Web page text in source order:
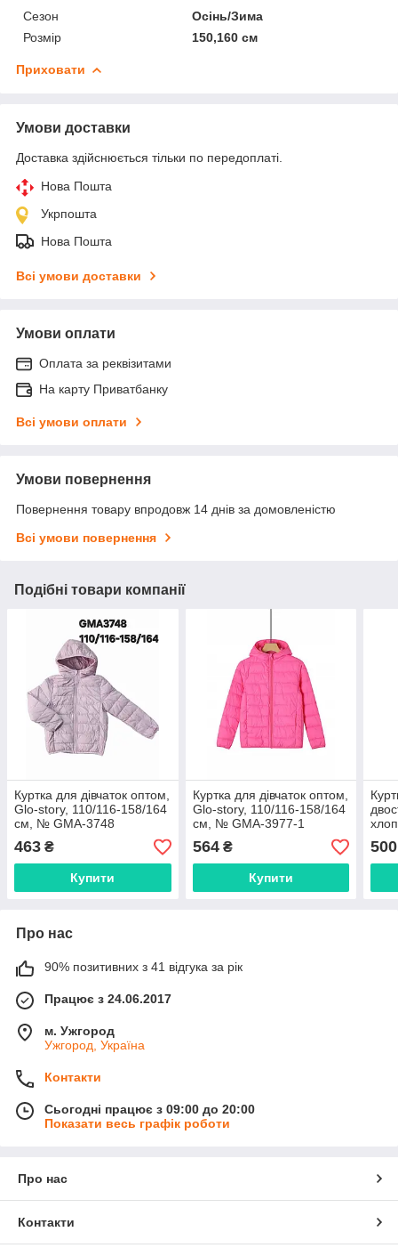
Сезон
Осінь/Зима
Розмір
150,160 см
Приховати
Умови доставки
Доставка здійснюється тільки по передоплаті.
Нова Пошта
Укрпошта
Нова Пошта
Всі умови доставки
Умови оплати
Оплата за реквізитами
На карту Приватбанку
Всі умови оплати
Умови повернення
Повернення товару впродовж 14 днів за домовленістю
Всі умови повернення
Подібні товари компанії
Куртка для дівчаток оптом,
Glo-story, 110/116-158/164
см, № GMA-3748
463 ₴
Купити
Куртка для дівчаток оптом,
Glo-story, 110/116-158/164
см, № GMA-3977-1
564₴
Купити
500
Про нас
90% позитивних з 41 відгука за рік
Працює з 24.06.2017
м. Ужгород
Ужгород, Україна
Контакти
Сьогодні працює з 09:00 до 20:00
Показати весь графік роботи
Про нас
Контакти